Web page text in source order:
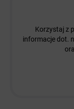
Korzystaj z
informacje dot.